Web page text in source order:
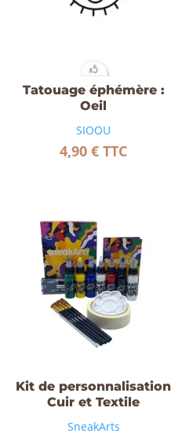
Tatouage éphémère :
Oeil
SIOOU
4,90€ TTC
Kit de personnalisation
Cuir et Textile
SneakArts